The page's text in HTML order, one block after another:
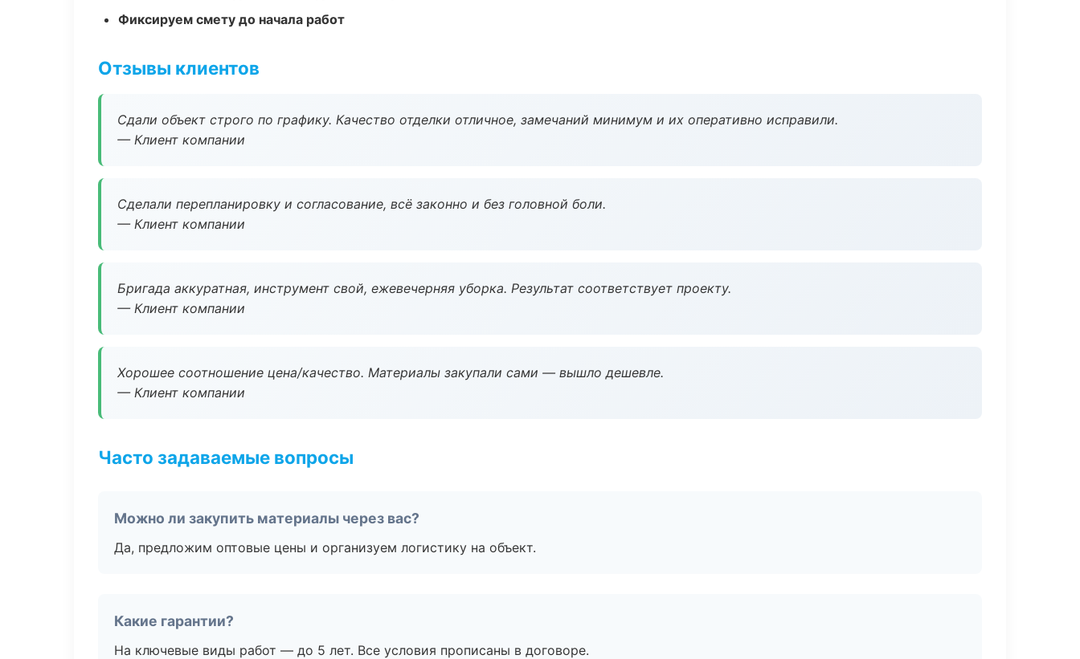
Фиксируем смету до начала работ
Отзывы клиентов
Сдали объект строго по графику. Качество отделки отличное, замечаний минимум и их оперативно исправили.
— Клиент компании
Сделали перепланировку и согласование, всё законно и без головной боли.
— Клиент компании
Бригада аккуратная, инструмент свой, ежевечерняя уборка. Результат соответствует проекту.
— Клиент компании
Хорошее соотношение цена/качество. Материалы закупали сами — вышло дешевле.
— Клиент компании
Часто задаваемые вопросы
Можно ли закупить материалы через вас?
Да, предложим оптовые цены и организуем логистику на объект.
Какие гарантии?
На ключевые виды работ — до 5 лет. Все условия прописаны в договоре.